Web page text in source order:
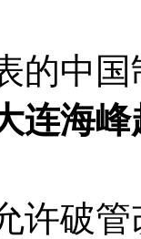
的中
连海
许破